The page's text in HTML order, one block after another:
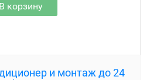
В корзину
и монтаж до 24